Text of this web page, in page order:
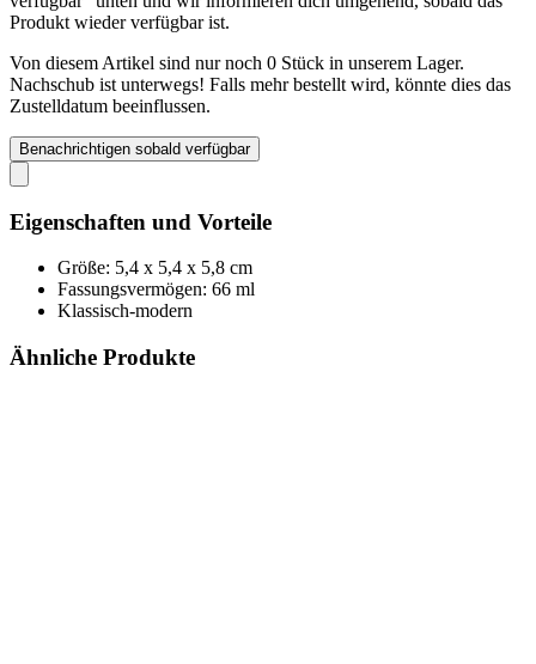
Produkt wieder verfügbar ist.
Von diesem Artikel sind nur noch 0 Stück in unserem Lager.
Nachschub ist unterwegs! Falls mehr bestellt wird, könnte dies das
Zustelldatum beeinflussen.
Benachrichtigen sobald verfügbar
Eigenschaften und Vorteile
Größe: 5,4 x 5,4 x 5,8 cm
Fassungsvermögen: 66 ml
Klassisch-modern
Ähnliche Produkte